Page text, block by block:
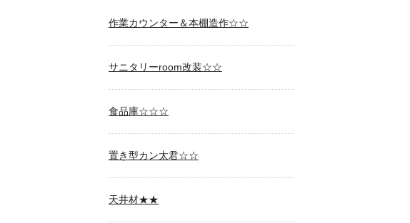
作業カウンター＆本棚造作☆☆
サニタリーroom改装☆☆
食品庫☆☆☆
置き型カン太君☆☆
天井材★★